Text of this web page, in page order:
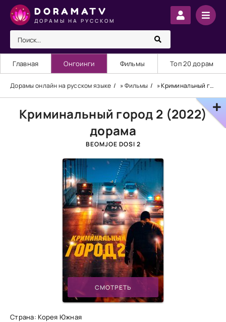
DORAMATV
ДОРАМЫ НА РУССКОМ
Главная Онгоинги Фильмы Топ 20 дорам
Дорамы онлайн на русском языке »Фильмы » Криминальный город 2 (2022) дорама
Криминальный город 2 (2022)
дорама
BEOMJOЕ DOSI 2
СМОТРЕТЬ
Страна: Корея Южная